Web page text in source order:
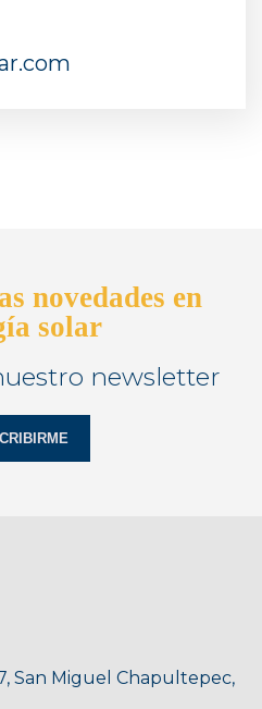
novedades en
solar
newsletter
San Miguel Chapultepec,